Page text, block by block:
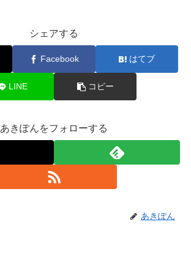
シェアする
Facebook はてブ
LINE コピー
あきぽんをフォローする
あきぽん